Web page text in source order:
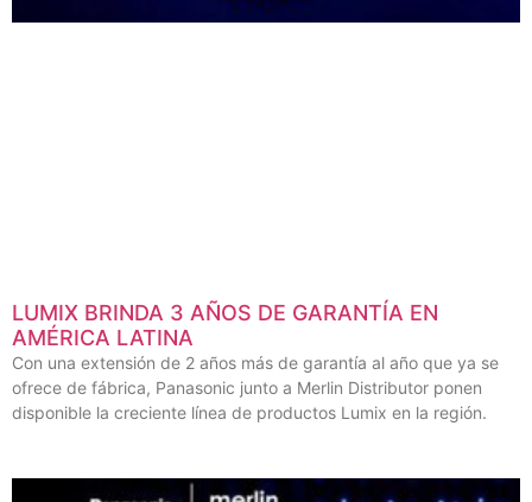
LUMIX BRINDA 3 AÑOS DE GARANTÍA EN
AMÉRICA LATINA
Con una extensión de 2 años más de garantía al año que ya se
ofrece de fábrica, Panasonic junto a Merlin Distributor ponen
disponible la creciente línea de productos Lumix en la región.